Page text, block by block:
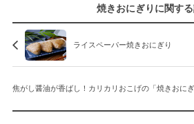
焼きおにぎりに関す
ライスペーパー焼きおにぎり
焦がし醤油が香ばし！カリカリおこげの「焼きおにぎ